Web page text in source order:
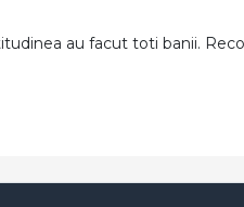
au facut toti banii.